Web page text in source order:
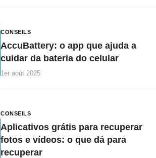
CONSEILS
AccuBattery: o app que ajuda a
cuidar da bateria do celular
1er août 2025
CONSEILS
Aplicativos grátis para recuperar
fotos e vídeos: o que dá para
recuperar